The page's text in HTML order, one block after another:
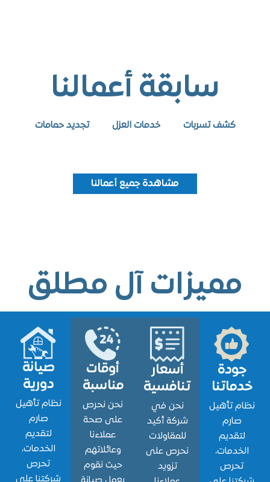
سابقة أعمالنا
كشف تسربات خدمات العزل تجديد حمامات
مشاهدة جميع أعمالنا
آل مطلق
تأهيل
أسعار
تنافسية
نحن في
شركة أكيد
للمقاولات
نحرص على
أوقات
مناسبة
نحن نحرص
على صحة
وعائلاتهم
حيث نقوم
صيانة
دورية
نظام تأهيل
الخدمات،
شركتنا على